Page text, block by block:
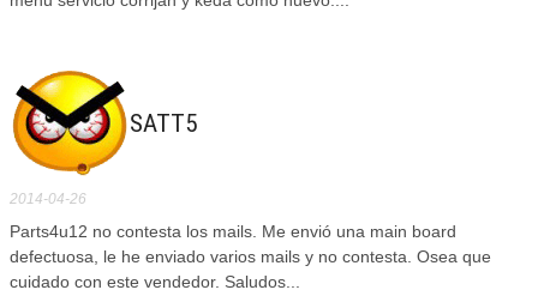
SATT5
2014-04-26
Parts4u12 no contesta los mails. Me envió una main board
defectuosa, le he enviado varios mails y no contesta. Osea que
cuidado con este vendedor. Saludos...